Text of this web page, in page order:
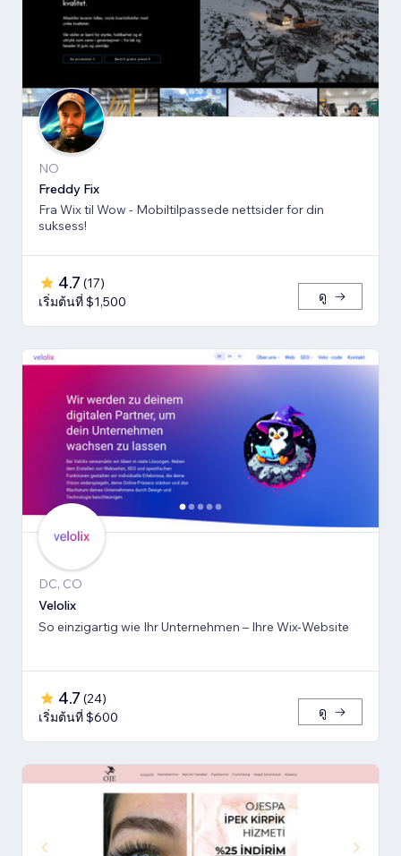
NO
Freddy Fix
Fra Wix til Wow - Mobiltilpassede nettsider for din
suksess!
4.7 (17)
เริ่มต้นที่ $1,500
ดู
DC, CO
Velolix
So einzigartig wie Ihr Unternehmen – Ihre Wix-Website
4.7 (24)
เริ่มต้นที่ $600
ดู